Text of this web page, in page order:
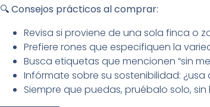
🔍Consejos prácticos al comprar:
Revisa si proviene de una sola finca o
Prefiere rones que especifiquen la
Busca etiquetas que mencionen “sin
Infórmate sobre su sostenibilidad:
Siempre que puedas, pruébalo solo,